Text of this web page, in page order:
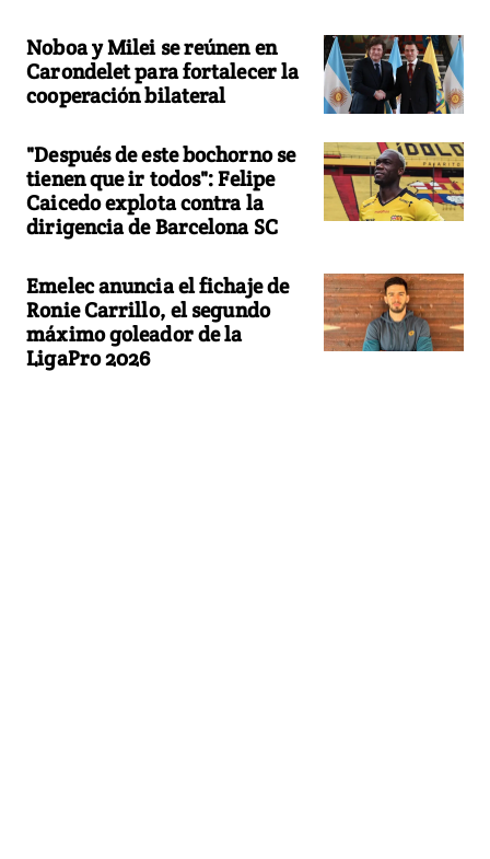
Noboa y Milei se reúnen en
Carondelet para fortalecer la
cooperación bilateral
"Después de este bochorno se
tienen que ir todos": Felipe
Caicedo explota contra la
dirigencia de Barcelona SC
Emelec anuncia el fichaje de
Ronie Carrillo, el segundo
máximo goleador de la
LigaPro 2026